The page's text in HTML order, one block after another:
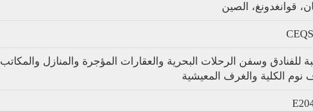
قوانغدونغ، الصين
للفنادق وسفن الرحلات البحرية والعقارات المؤجرة والمنازل والمكاتب
نوم الكلية والغرف المعيشية